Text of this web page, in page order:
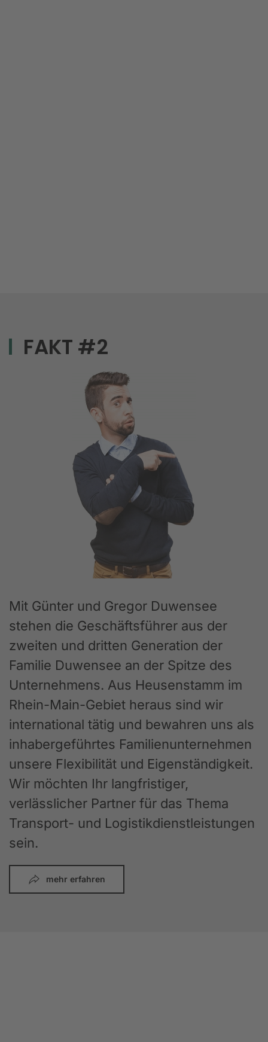
FAKT #2
Mit Günter und Gregor Duwensee
stehen die Geschäftsführer aus der
zweiten und dritten Generation der
Familie Duwensee an der Spitze des
Unternehmens. Aus Heusenstamm im
Rhein-Main-Gebiet heraus sind wir
international tätig und bewahren uns als
inhabergeführtes Familienunternehmen
unsere Flexibilität und Eigenständigkeit.
Wir möchten Ihr langfristiger,
verlässlicher Partner für das Thema
Transport- und Logistikdienstleistungen
sein.
mehr erfahren